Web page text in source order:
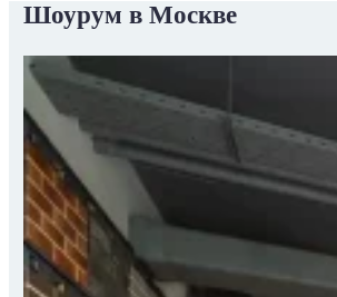
Шоурум в Москве